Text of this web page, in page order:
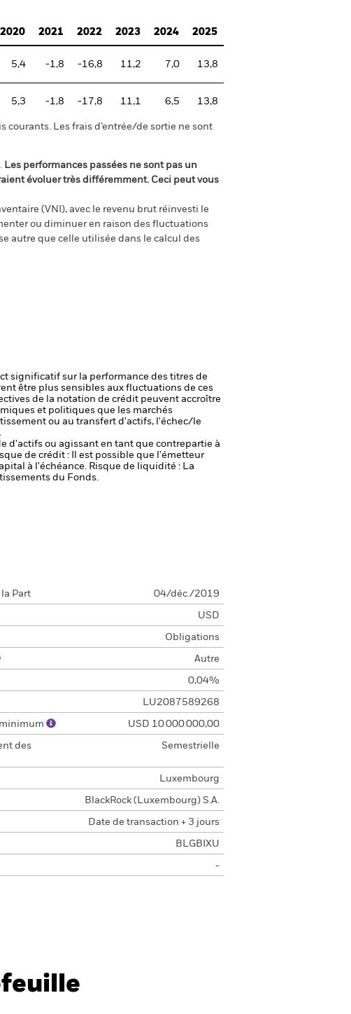
2020 2021 2022 2023 2024 2025
5,4 -1,8 -16,8 11,2 7,0 13,8
5,3 -1,8 -17,8 11,1 6,5 13,8
Les frais d’entrée/de sortie ne sont
Les performances passées ne sont pas un
évoluer très différemment. Ceci peut vous
(VNI), avec le revenu brut réinvesti le
ou diminuer en raison des fluctuations
autre que celle utilisée dans le calcul des
significatif sur la performance des titres de
être plus sensibles aux fluctuations de ces
de la notation de crédit peuvent accroître
et politiques que les marchés
ou au transfert d'actifs, l'échec/le
d'actifs ou agissant en tant que contrepartie à
de crédit : Il est possible que l'émetteur
à l'échéance. Risque de liquidité : La
du Fonds.
Part 04/déc./2019
USD
Obligations
Autre
0,04%
LU2087589268
USD 10 000 000,00
des
Semestrielle
Luxembourg
BlackRock (Luxembourg) S.A.
Date de transaction + 3 jours
BLGBIXU
-